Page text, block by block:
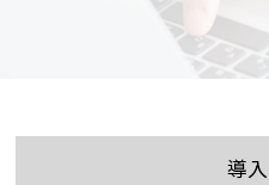
導